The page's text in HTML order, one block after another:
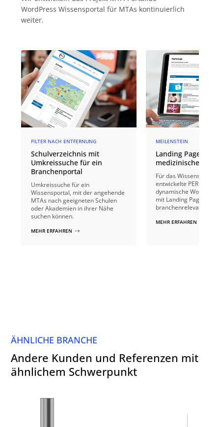
WordPress Wissensportal für MTAs kontinuierlich
weiter.
FILTER NACH ENTFERNUNG
Schulverzeichnis mit
Umkreissuche für ein
Branchenportal
Umkreissuche für ein
Wissensportal, mit der angehende
MTAs nach geeigneten Schulen
oder Akademien in ihrer Nähe
suchen können.
MEHR ERFAHREN $
MEILENSTEIN
Landing Pages für
medizinisches
Für das Wissensportal
entwickelte
dynamische
mit Landing Pages zu
branchenrelevanten
MEHR ERFAHREN
ÄHNLICHE BRANCHE
Andere Kunden und Referenzen mit
ähnlichem Schwerpunkt